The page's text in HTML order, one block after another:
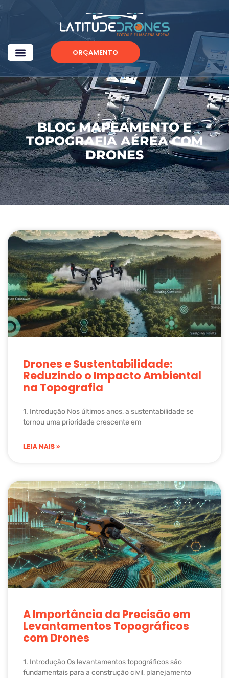
ORÇAMENTO
BLOG MAPEAMENTO E
TOPOGRAFIA AÉREA COM
DRONES
Drones e Sustentabilidade:
Reduzindo o Impacto Ambiental
na Topografia
1. Introdução Nos últimos anos, a sustentabilidade se
tornou uma prioridade crescente em
LEIA MAIS »
A Importância da Precisão em
Levantamentos Topográficos
com Drones
1. Introdução Os levantamentos topográficos são
fundamentais para a construção civil, planejamento